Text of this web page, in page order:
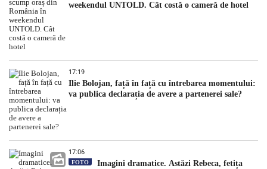
weekendul UNTOLD. Cât costă o cameră de hotel
17:19
Ilie Bolojan, față în față cu întrebarea momentului:
va publica declarația de avere a partenerei sale?
17:06
FOTO
Imagini dramatice. Astăzi Rebeca, fetița